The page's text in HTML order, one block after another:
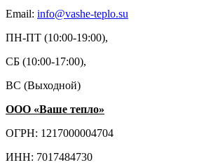
Email: info@vashe-teplo.su
ПН-ПТ (10:00-19:00),
СБ (10:00-17:00),
ВС (Выходной)
ООО «Ваше тепло»
ОГРН: 1217000004704
ИНН: 7017484730